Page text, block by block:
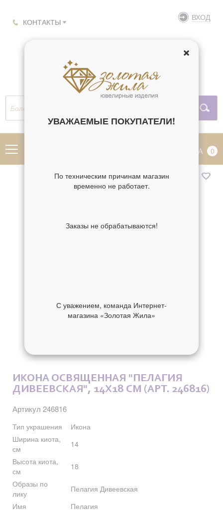
КОНТАКТЫ ВХОД
КОРЗИНА 0
ИКОНА ОСВЯЩЕННАЯ "ПЕЛАГИЯ
ДИВЕЕВСКАЯ", 14X18 СМ (АРТ. 246816)
Артикул 246816
Тип украшения
Икона
Ширина киота,
см
14
Высота киота,
см
18
Образы по
лику
Пелагия Дивеевская
Имя
Пелагия
УВАЖАЕМЫЕ ПОКУПАТЕЛИ!
По техническим причинам магазин
временно не работает.
Заказы не обрабатываются!
С уважением, команда Интернет-
магазина «Золотая Жила»